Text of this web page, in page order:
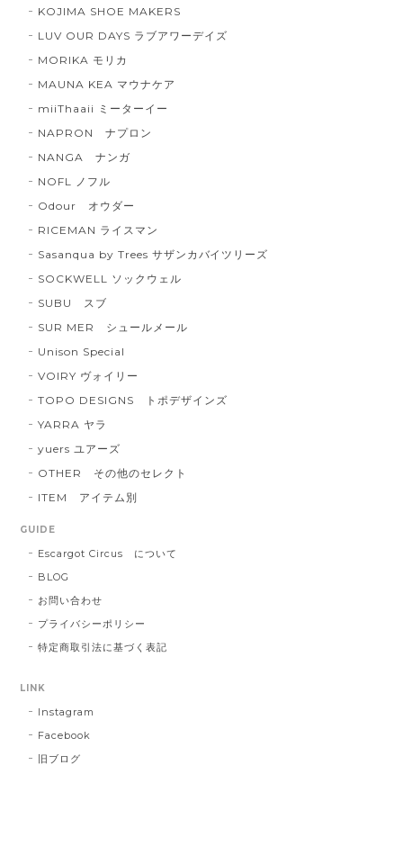
KOJIMA SHOE MAKERS
LUV OUR DAYS ラブアワーデイズ
MORIKA モリカ
MAUNA KEA マウナケア
miiThaaii ミーターイー
NAPRON ナプロン
NANGA ナンガ
NOFL ノフル
Odour オウダー
RICEMAN ライスマン
Sasanqua by Trees サザンカバイツリーズ
SOCKWELL ソックウェル
SUBU スブ
SUR MER シュールメール
Unison Special
VOIRY ヴォイリー
TOPO DESIGNS トポデザインズ
YARRA ヤラ
yuers ユアーズ
OTHER その他のセレクト
ITEM アイテム別
GUIDE
Escargot Circus について
BLOG
お問い合わせ
プライバシーポリシー
特定商取引法に基づく表記
LINK
Instagram
Facebook
旧ブログ